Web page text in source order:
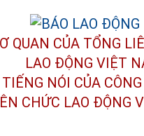
QUAN CỦA TỔNG
LAO ĐỘNG VIỆT
TIẾNG NÓI CỦA
CHỨC LAO ĐỘNG